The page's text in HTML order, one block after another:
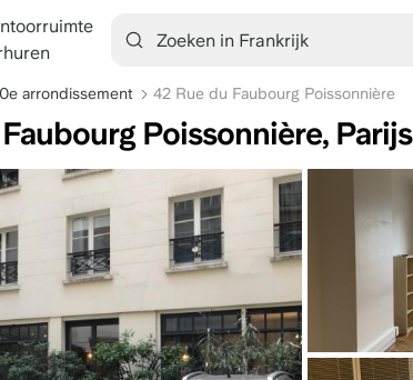
arrondissement 42 Rue du Faubourg Poissonnière
Poissonnière, Parijs